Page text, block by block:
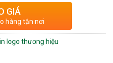
GIÁ
hàng tận nơi
in logo thương hiệu